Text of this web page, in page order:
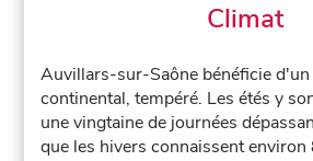
Climat
Auvillars-sur-Saône bénéficie
continental, tempéré. Les étés y
une vingtaine de journées
que les hivers connaissent